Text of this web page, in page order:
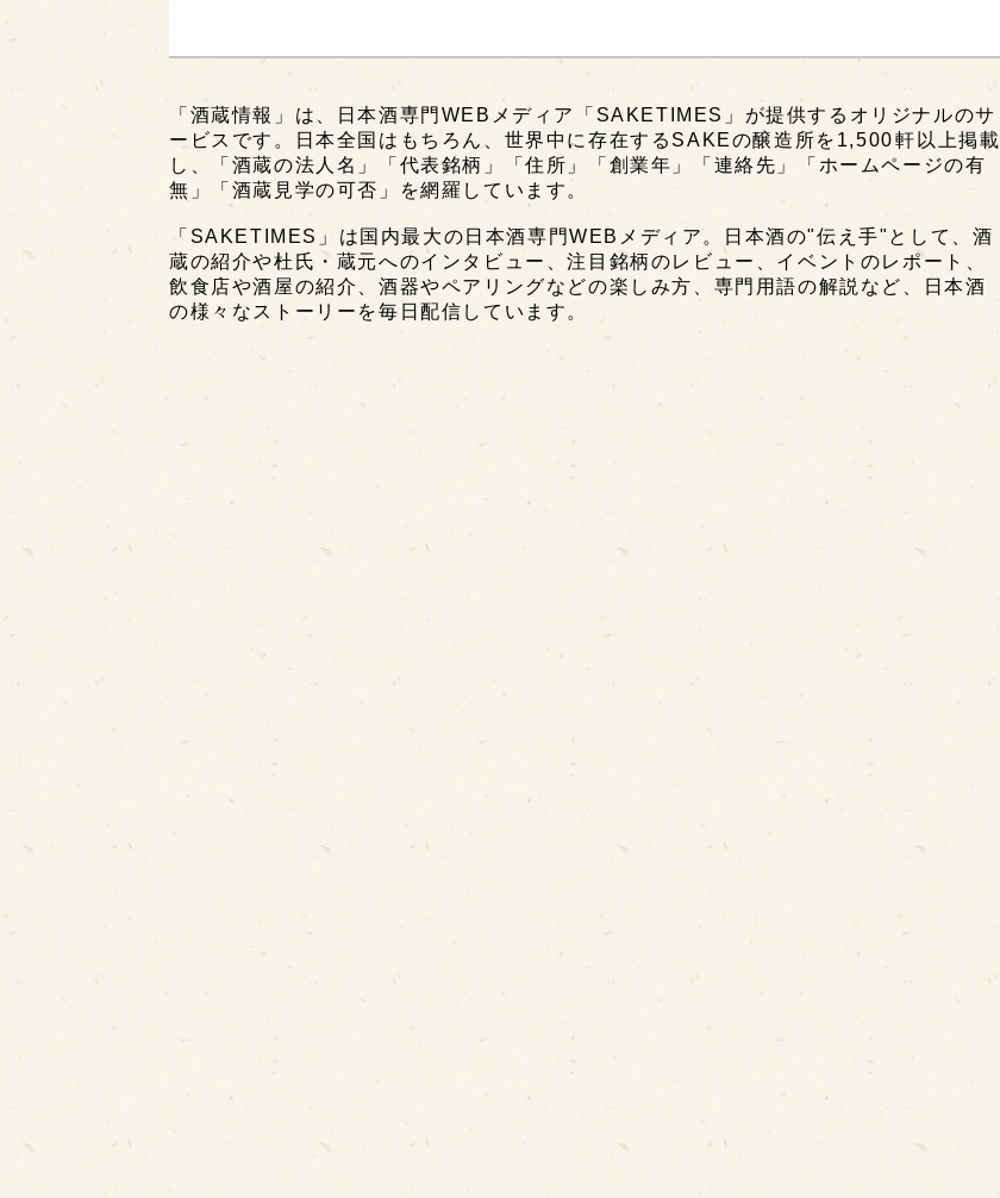
「酒蔵情報」は、日本酒専門WEBメディア「SAKETIMES」が提供するオリジナルのサ
ービスです。日本全国はもちろん、世界中に存在するSAKEの醸造所を1,500軒以上掲載
し、「酒蔵の法人名」「代表銘柄」「住所」「創業年」「連絡先」「ホームページの有
無」「酒蔵見学の可否」を網羅しています。
「SAKETIMES」は国内最大の日本酒専門WEBメディア。日本酒の"伝え手"として、酒
蔵の紹介や杜氏・蔵元へのインタビュー、注目銘柄のレビュー、イベントのレポート、
飲食店や酒屋の紹介、酒器やペアリングなどの楽しみ方、専門用語の解説など、日本酒
の様々なストーリーを毎日配信しています。